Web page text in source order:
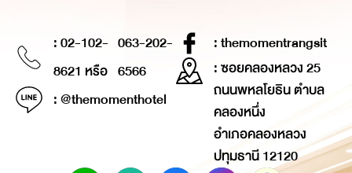
: 02-102-
8621 หรือ
063-202-
6566
: @themomenthotel
: themomentrangsit
: ซอยคลองหลวง 25
ถนนพหลโยธิน ตำบล
คลองหนึ่ง
อำเภอคลองหลวง
ปทุมธานี 12120